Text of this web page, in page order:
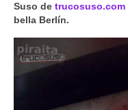
Suso de trucosuso.com
bella Berlín.